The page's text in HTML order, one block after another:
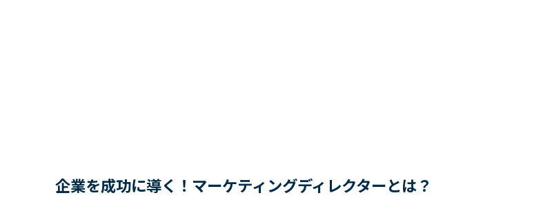
企業を成功に導く！マーケティングディレクターとは？